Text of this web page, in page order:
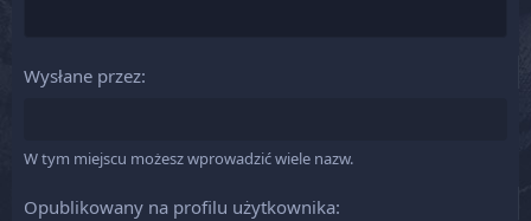
Wysłane przez
W tym miejscu możesz wprowadzić wiele nazw.
Opublikowany na profilu użytkownika